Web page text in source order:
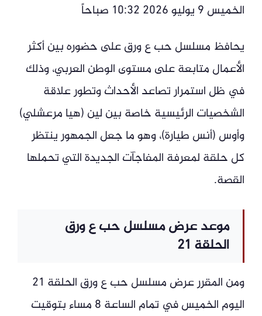
الخميس 9 يوليو 2026 10:32 صباحاً
يحافظ مسلسل حب ع ورق على حضوره بين أكثر
الأعمال متابعة على مستوى الوطن العربي، وذلك
في ظل استمرار تصاعد الأحداث وتطور علاقة
الشخصيات الرئيسية خاصة بين لين (هيا مرعشلي)
وأوس (أنس طيارة)، وهو ما جعل الجمهور ينتظر
كل حلقة لمعرفة المفاجآت الجديدة التي تحملها
القصة.
موعد عرض مسلسل حب ع ورق
الحلقة 21
ومن المقرر عرض مسلسل حب ع ورق الحلقة 21
اليوم الخميس في تمام الساعة 8 مساء بتوقيت